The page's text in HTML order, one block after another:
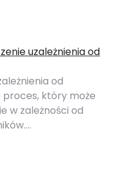
uzależnienia od
od
który może
w zależności od